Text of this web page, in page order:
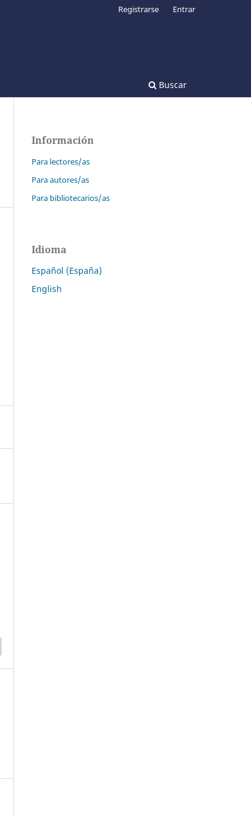
Buscar
Registrarse Entrar
Información
Para lectores/as
Para autores/as
Para bibliotecarios/as
Idioma
Español (España)
English